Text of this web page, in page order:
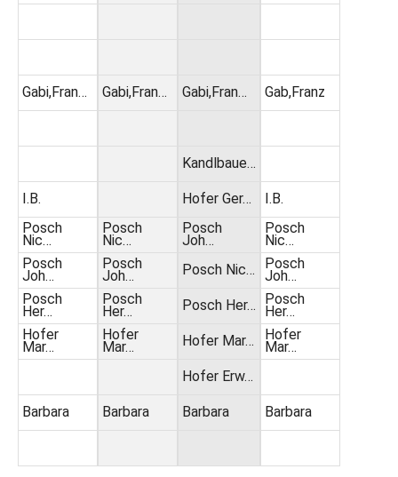
Gabi,Fran…
I.B.
Posch
Nic…
Posch
Joh…
Posch
Her…
Hofer
Mar…
Barbara
Gabi,Fran…
Posch
Nic…
Posch
Joh…
Posch
Her…
Hofer
Mar…
Barbara
Gabi,Fran…
Kandlbaue…
Hofer Ger…
Posch
Joh…
Posch Nic…
Posch Her…
Hofer Mar…
Hofer Erw…
Barbara
Gab,Franz
I.B.
Posch
Nic…
Posch
Joh…
Posch
Her…
Hofer
Mar…
Barbara